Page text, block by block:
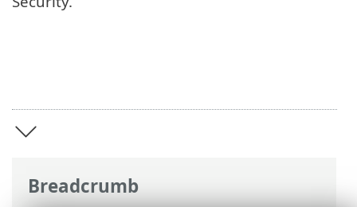
Breadcrumb